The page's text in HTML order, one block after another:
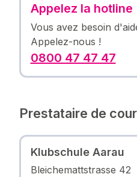
Appelez la hotline
Vous avez besoin
Appelez-nous !
0800 47 47 47
Prestataire de
Klubschule Aarau
Bleichemattstrasse 42